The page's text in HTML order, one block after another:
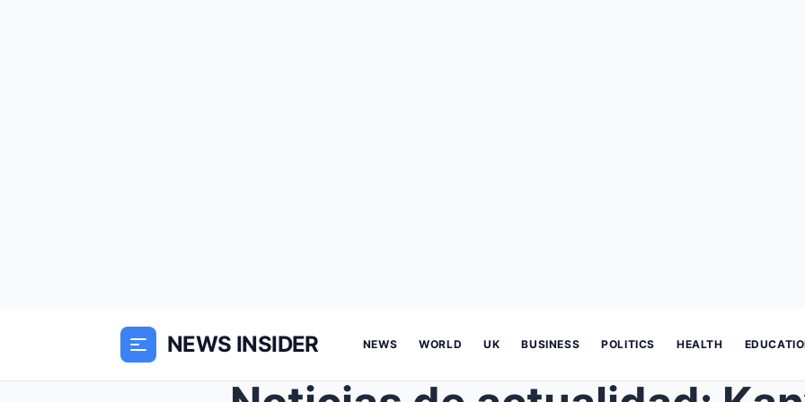
NEWS INSIDER NEWS WORLD UK BUSINESS POLITICS HEALTH